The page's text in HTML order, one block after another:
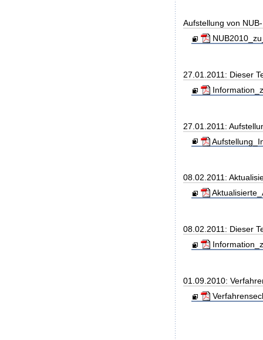
Aufstellung von
27.01.2011: Dieser
27.01.2011:
08.02.2011:
08.02.2011: Dieser
01.09.2010: